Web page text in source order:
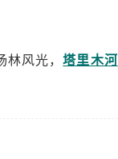
林风光，塔里木河